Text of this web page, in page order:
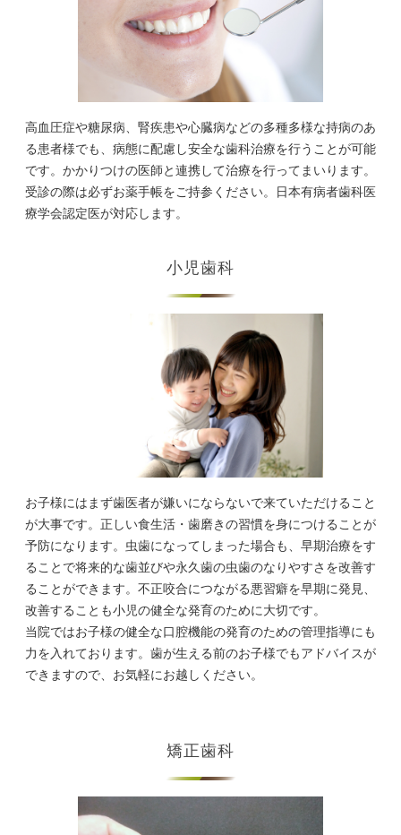
高血圧症や糖尿病、腎疾患や心臓病などの多種多様な持病のあ
る患者様でも、病態に配慮し安全な歯科治療を行うことが可能
です。かかりつけの医師と連携して治療を行ってまいります。
受診の際は必ずお薬手帳をご持参ください。日本有病者歯科医
療学会認定医が対応します。
小児歯科
お子様にはまず歯医者が嫌いにならないで来ていただけること
が大事です。正しい食生活・歯磨きの習慣を身につけることが
予防になります。虫歯になってしまった場合も、早期治療をす
ることで将来的な歯並びや永久歯の虫歯のなりやすさを改善す
ることができます。不正咬合につながる悪習癖を早期に発見、
改善することも小児の健全な発育のために大切です。
当院ではお子様の健全な口腔機能の発育のための管理指導にも
力を入れております。歯が生える前のお子様でもアドバイスが
できますので、お気軽にお越しください。
矯正歯科